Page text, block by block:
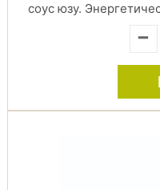
соус юзу.
-